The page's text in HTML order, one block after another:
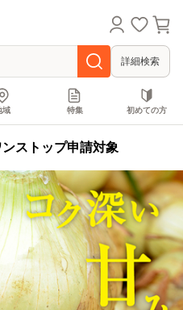
詳細検索
域 特集 初めての方
ストップ申請対象